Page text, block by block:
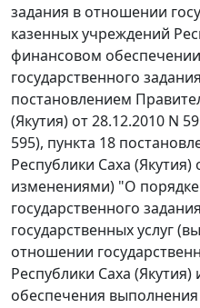
задания в отношении
казенных учреждений
финансовом
государственного
постановлением
(Якутия) от 28.12.2010 N
595), пункта 18
Республики Саха (Якутия)
изменениями) "О
государственного
государственных услуг
отношении
Республики Саха
обеспечения выполнения